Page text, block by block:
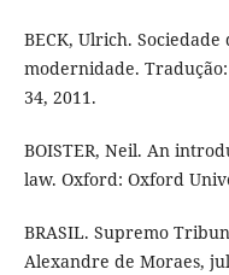
BECK, Ulrich.
modernidade. Tradução:
34, 2011.
BOISTER, Neil. An
law. Oxford: Oxford
BRASIL. Supremo
Alexandre de Moraes,